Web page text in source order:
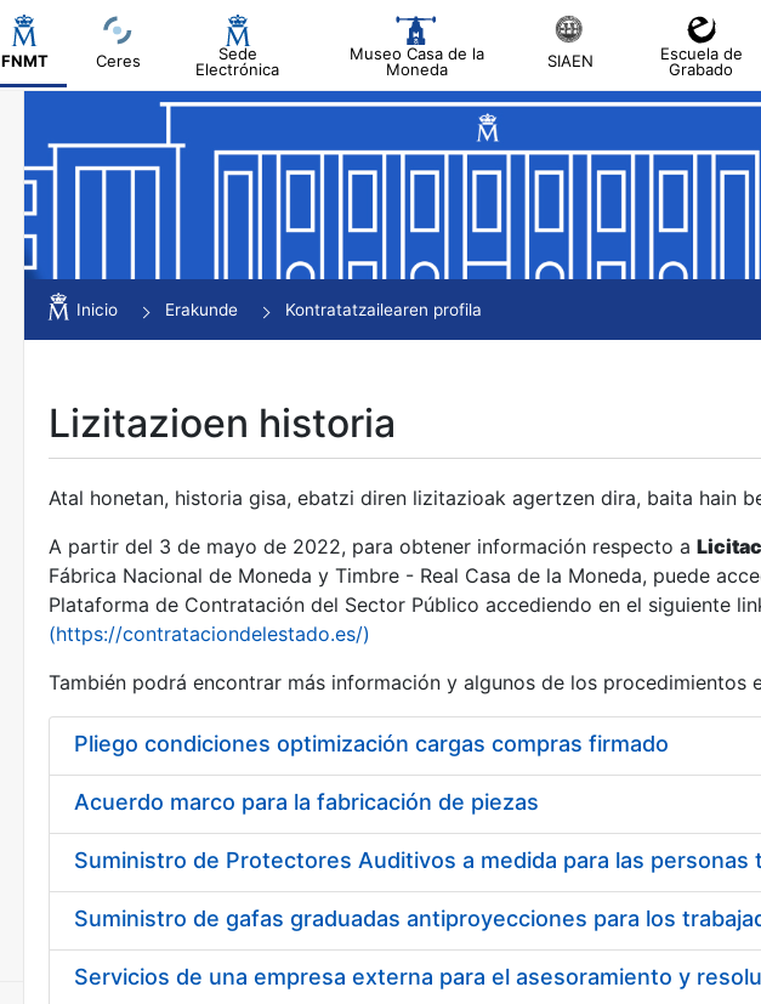
FNMT Ceres
Sede
Electrónica
Museo Casa de la
Moneda
SIAEN
Escuela de
Grabado
Erakutsi/Ezkutatu
Erakutsi/Ezkutatu
Erakutsi/Ezkutatu
Erakutsi/Ezkutatu
Erakutsi/Ezkutatu
Erakutsi/Ezkutatu
Inicio Erakunde Kontratatzailearen profila
Lizitazioen historia
Atal honetan, historia gisa, ebatzi diren lizitazioak agertzen dira, baita hain
A partir del 3 de mayo de 2022, para obtener información respecto a
Fábrica Nacional de Moneda y Timbre - Real Casa de la Moneda, puede
Plataforma de Contratación del Sector Público accediendo en el siguiente
(https://contrataciondelestado.es/)
También podrá encontrar más información y algunos de los procedimientos
Pliego condiciones optimización cargas compras firmado
Acuerdo marco para la fabricación de piezas